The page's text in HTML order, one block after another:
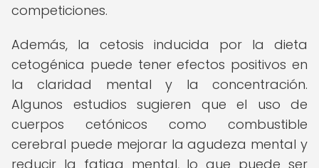
competiciones.
Además, la cetosis inducida por la dieta
cetogénica puede tener efectos positivos en
la claridad mental y la concentración.
Algunos estudios sugieren que el uso de
cuerpos cetónicos como combustible
cerebral puede mejorar la agudeza mental y
reducir la fatiga mental, lo que puede ser